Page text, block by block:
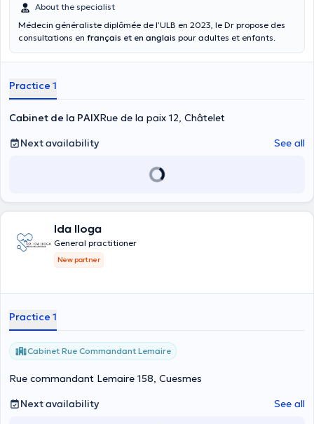
About the specialist
Médecin généraliste diplômée de l’ULB en 2023, le Dr propose des
consultations en français et en anglais pour adultes et enfants.
Practice 1
Cabinet de la PAIXRue de la paix 12, Châtelet
Next availability
See all
Ida Iloga
General practitioner
New partner
Practice 1
Cabinet Rue Commandant Lemaire
Rue commandant Lemaire 158, Cuesmes
Next availability
See all